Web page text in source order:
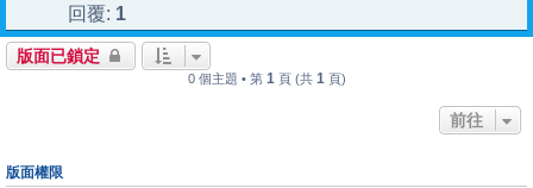
回覆: 1
版面已鎖定
0 個主題 • 第 1 頁 (共 1 頁)
前往
版面權限